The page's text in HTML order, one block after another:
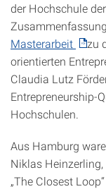
der Hochschule
Masterarbeit
zu
orientierten
Claudia Lutz
Entrepreneurship-
Hochschulen.
Aus Hamburg
Niklas
„The Closest